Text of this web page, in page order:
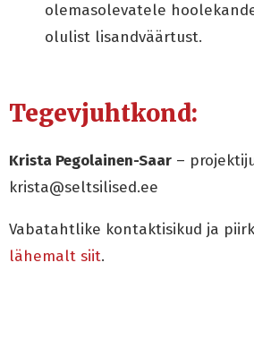
olemasolevatele
olulist lisandväärtust.
Tegevjuhtkond:
Krista Pegolainen-Saar –
krista@seltsilised.ee
Vabatahtlike kontaktisikud ja
lähemalt siit.